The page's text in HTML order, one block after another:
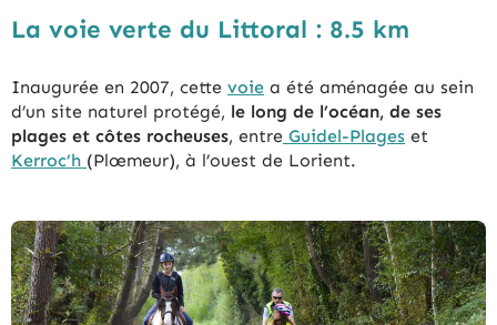
La voie verte du Littoral : 8.5 km
Inaugurée en 2007, cette voie a été aménagée au sein
d’un site naturel protégé, le long de l’océan, de ses
plages et côtes rocheuses, entre Guidel-Plages et
Kerroc’h (Plœmeur), à l’ouest de Lorient.